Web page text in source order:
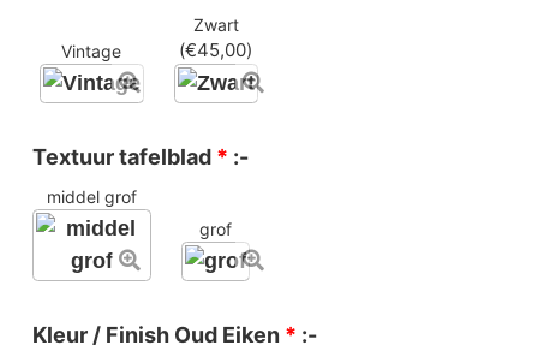
Vintage
Zwart
(€45,00)
Textuur tafelblad * :-
middel grof
grof
Kleur / Finish Oud Eiken * :-